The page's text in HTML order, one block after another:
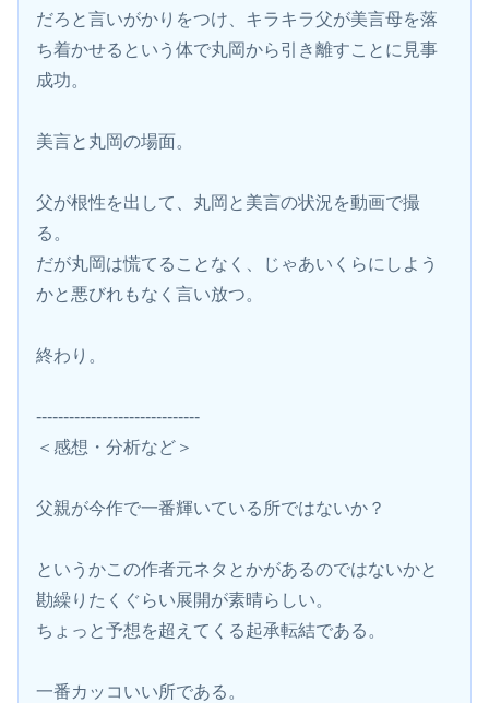
だろと言いがかりをつけ、キラキラ父が美言母を落
ち着かせるという体で丸岡から引き離すことに見事
成功。
美言と丸岡の場面。
父が根性を出して、丸岡と美言の状況を動画で撮
る。
だが丸岡は慌てることなく、じゃあいくらにしよう
かと悪びれもなく言い放つ。
終わり。
------------------------------
＜感想・分析など＞
父親が今作で一番輝いている所ではないか？
というかこの作者元ネタとかがあるのではないかと
勘繰りたくぐらい展開が素晴らしい。
ちょっと予想を超えてくる起承転結である。
一番カッコいい所である。